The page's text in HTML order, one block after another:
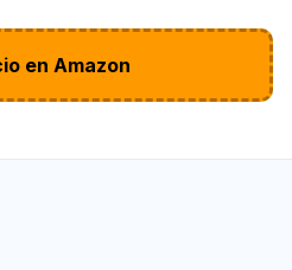
en Amazon